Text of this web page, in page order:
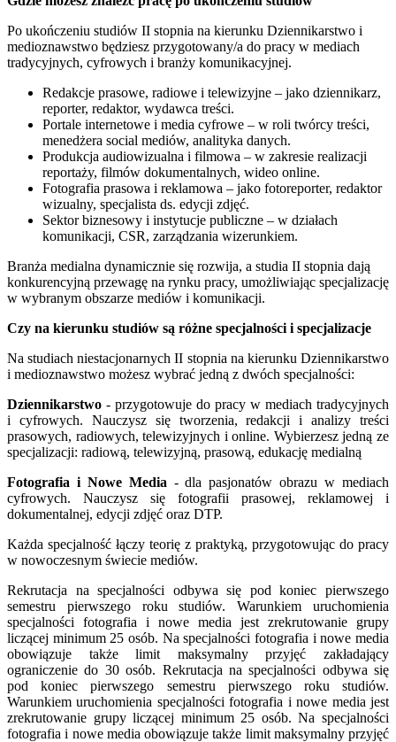
Po ukończeniu studiów II stopnia na kierunku Dziennikarstwo i
medioznawstwo będziesz przygotowany/a do pracy w mediach
tradycyjnych, cyfrowych i branży komunikacyjnej.
Redakcje prasowe, radiowe i telewizyjne – jako dziennikarz,
reporter, redaktor, wydawca treści.
Portale internetowe i media cyfrowe – w roli twórcy treści,
menedżera social mediów, analityka danych.
Produkcja audiowizualna i filmowa – w zakresie realizacji
reportaży, filmów dokumentalnych, wideo online.
Fotografia prasowa i reklamowa – jako fotoreporter, redaktor
wizualny, specjalista ds. edycji zdjęć.
Sektor biznesowy i instytucje publiczne – w działach
komunikacji, CSR, zarządzania wizerunkiem.
Branża medialna dynamicznie się rozwija, a studia II stopnia dają
konkurencyjną przewagę na rynku pracy, umożliwiając specjalizację
w wybranym obszarze mediów i komunikacji.
Czy na kierunku studiów są różne specjalności i specjalizacje
Na studiach niestacjonarnych II stopnia na kierunku Dziennikarstwo
i medioznawstwo możesz wybrać jedną z dwóch specjalności:
Dziennikarstwo - przygotowuje do pracy w mediach tradycyjnych
i cyfrowych. Nauczysz się tworzenia, redakcji i analizy treści
prasowych, radiowych, telewizyjnych i online. Wybierzesz jedną ze
specjalizacji: radiową, telewizyjną, prasową, edukację medialną
Fotografia i Nowe Media - dla pasjonatów obrazu w mediach
cyfrowych. Nauczysz się fotografii prasowej, reklamowej i
dokumentalnej, edycji zdjęć oraz DTP.
Każda specjalność łączy teorię z praktyką, przygotowując do pracy
w nowoczesnym świecie mediów.
Rekrutacja na specjalności odbywa się pod koniec pierwszego
semestru pierwszego roku studiów. Warunkiem uruchomienia
specjalności fotografia i nowe media jest zrekrutowanie grupy
liczącej minimum 25 osób. Na specjalności fotografia i nowe media
obowiązuje także limit maksymalny przyjęć zakładający
ograniczenie do 30 osób. Rekrutacja na specjalności odbywa się
pod koniec pierwszego semestru pierwszego roku studiów.
Warunkiem uruchomienia specjalności fotografia i nowe media jest
zrekrutowanie grupy liczącej minimum 25 osób. Na specjalności
fotografia i nowe media obowiązuje także limit maksymalny przyjęć